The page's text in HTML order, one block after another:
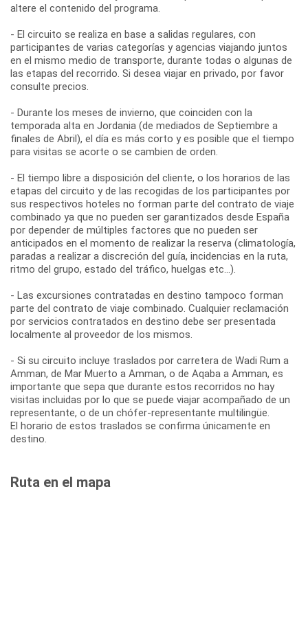
altere el contenido del programa.
- El circuito se realiza en base a salidas regulares, con
participantes de varias categorías y agencias viajando juntos
en el mismo medio de transporte, durante todas o algunas de
las etapas del recorrido. Si desea viajar en privado, por favor
consulte precios.
- Durante los meses de invierno, que coinciden con la
temporada alta en Jordania (de mediados de Septiembre a
finales de Abril), el día es más corto y es posible que el tiempo
para visitas se acorte o se cambien de orden.
- El tiempo libre a disposición del cliente, o los horarios de las
etapas del circuito y de las recogidas de los participantes por
sus respectivos hoteles no forman parte del contrato de viaje
combinado ya que no pueden ser garantizados desde España
por depender de múltiples factores que no pueden ser
anticipados en el momento de realizar la reserva (climatología,
paradas a realizar a discreción del guía, incidencias en la ruta,
ritmo del grupo, estado del tráfico, huelgas etc...).
- Las excursiones contratadas en destino tampoco forman
parte del contrato de viaje combinado. Cualquier reclamación
por servicios contratados en destino debe ser presentada
localmente al proveedor de los mismos.
- Si su circuito incluye traslados por carretera de Wadi Rum a
Amman, de Mar Muerto a Amman, o de Aqaba a Amman, es
importante que sepa que durante estos recorridos no hay
visitas incluidas por lo que se puede viajar acompañado de un
representante, o de un chófer-representante multilingüe.
El horario de estos traslados se confirma únicamente en
destino.
Ruta en el mapa